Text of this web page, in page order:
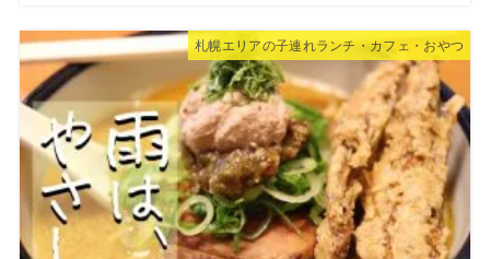
札幌エリアの子連れランチ・カフェ・おやつ